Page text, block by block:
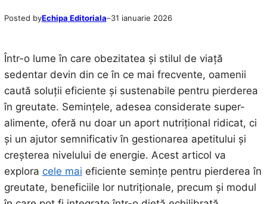
Posted byEchipa Editoriala–31 ianuarie 2026
Într-o lume în care obezitatea și stilul de viață
sedentar devin din ce în ce mai frecvente, oamenii
caută soluții eficiente și sustenabile pentru pierderea
în greutate. Semințele, adesea considerate super-
alimente, oferă nu doar un aport nutrițional ridicat, ci
și un ajutor semnificativ în gestionarea apetitului și
creșterea nivelului de energie. Acest articol va
explora cele mai eficiente semințe pentru pierderea în
greutate, beneficiile lor nutriționale, precum și modul